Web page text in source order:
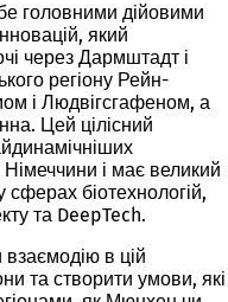
головними дійовими
який
через Дармштадт і
регіону Рейн-
і Людвігсгафеном, а
Цей цілісний
Німеччини і має великий
сферах біотехнологій,
та DeepTech.
в цій
та створити умови, які